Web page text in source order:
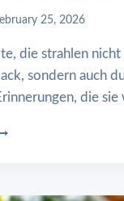
25, 2026
die strahlen
sondern auch
die